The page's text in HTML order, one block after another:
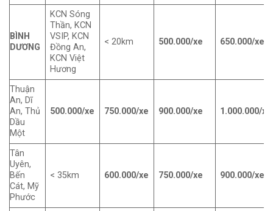
BÌNH
DƯƠNG
KCN Sóng
Thần, KCN
VSIP, KCN
Đồng An,
KCN Việt
Hương
< 20km 500.000/xe 650.000/xe
Thuận
An, Dĩ
An, Thủ
Dầu
Một
500.000/xe 750.000/xe 900.000/xe 1.000.000/xe
Tân
Uyên,
Bến
Cát, Mỹ
Phước
< 35km 600.000/xe 750.000/xe 900.000/xe